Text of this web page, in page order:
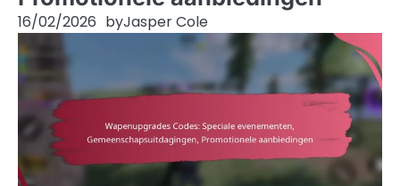
16/02/2026 byJasper Cole